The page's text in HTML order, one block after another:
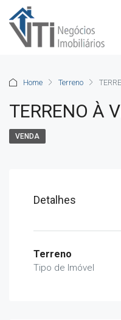
Home Terreno
TERRENO À
VENDA
Detalhes
Terreno
Tipo de Imóvel